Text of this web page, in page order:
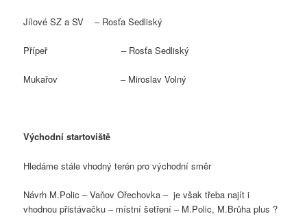
Jílové SZ a SV – Rosťa Sedliský
Přípeř – Rosťa Sedliský
Mukařov – Miroslav Volný
Východní startoviště
Hledáme stále vhodný terén pro východní směr
Návrh M.Polic – Vaňov Ořechovka – je však třeba najít i
vhodnou přistávačku – místní šetření – M.Polic, M.Brůha plus ?